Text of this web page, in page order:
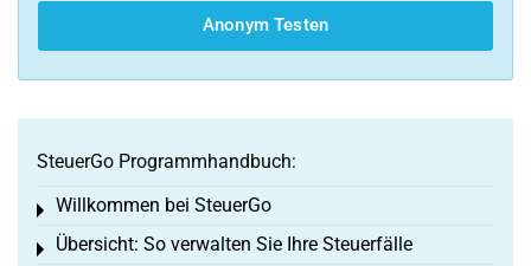
Anonym Testen
SteuerGo Programmhandbuch:
Willkommen bei SteuerGo
Toggle menu
Übersicht: So verwalten Sie Ihre Steuerfälle
Toggle menu